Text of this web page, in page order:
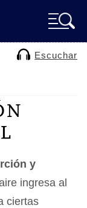
Escuchar
y
ingresa al
ciertas